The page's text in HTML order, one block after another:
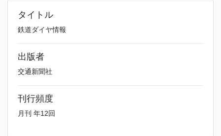
タイトル
鉄道ダイヤ情報
出版者
交通新聞社
刊行頻度
月刊 年12回